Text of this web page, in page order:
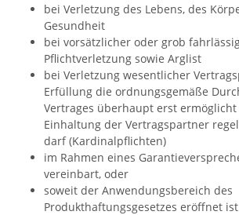
bei Verletzung des Lebens, des
Gesundheit
bei vorsätzlicher oder grob
Pflichtverletzung sowie Arglist
bei Verletzung wesentlicher
Erfüllung die ordnungsgemäße
Vertrages überhaupt erst
Einhaltung der Vertragspartner
darf (Kardinalpflichten)
im Rahmen eines
vereinbart, oder
soweit der Anwendungsbereich des
Produkthaftungsgesetzes eröffnet